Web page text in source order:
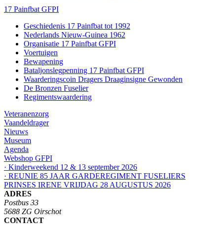
17 Painfbat GFPI
Geschiedenis 17 Painfbat tot 1992
Nederlands Nieuw-Guinea 1962
Organisatie 17 Painfbat GFPI
Voertuigen
Bewapening
Bataljonslegpenning 17 Painfbat GFPI
Waarderingscoin Dragers Draaginsigne Gewonden
De Bronzen Fuselier
Regimentswaardering
Veteranenzorg
Vaandeldrager
Nieuws
Museum
Agenda
Webshop GFPI
· Kinderweekend 12 & 13 september 2026
· REUNIE 85 JAAR GARDEREGIMENT FUSELIERS
PRINSES IRENE VRIJDAG 28 AUGUSTUS 2026
ADRES
Postbus 33
5688 ZG Oirschot
CONTACT